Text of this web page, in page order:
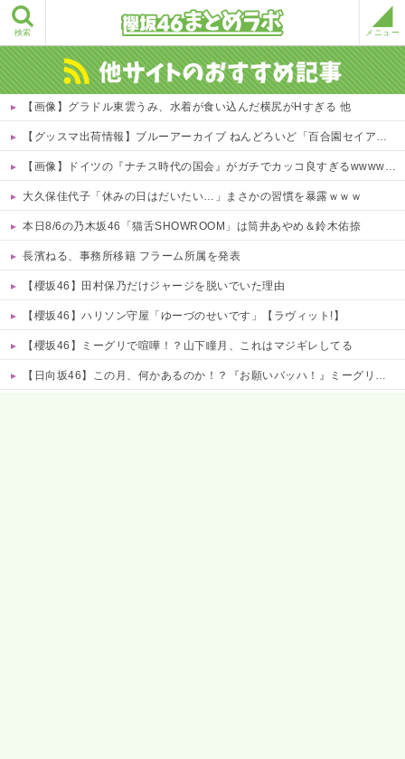
検索 メニュー
【画像】グラドル東雲うみ、水着が食い込んだ横尻がHすぎる 他
【グッスマ出荷情報】ブルーアーカイブ ねんどろいど「百合園セイア」「竜華キサキ」「早瀬ユウカ(再販)」ほか【発売日決定】
【画像】ドイツの『ナチス時代の国会』がガチでカッコ良すぎるwwwwwww
大久保佳代子「休みの日はだいたい…」まさかの習慣を暴露ｗｗｗ
本日8/6の乃木坂46「猫舌SHOWROOM」は筒井あやめ＆鈴木佑捺
長濱ねる、事務所移籍 フラーム所属を発表
【櫻坂46】田村保乃だけジャージを脱いでいた理由
【櫻坂46】ハリソン守屋「ゆーづのせいです」【ラヴィット!】
【櫻坂46】ミーグリで喧嘩！？山下瞳月、これはマジギレしてる
【日向坂46】この月、何かあるのか！？『お願いバッハ！』ミーグリ日程がこちら